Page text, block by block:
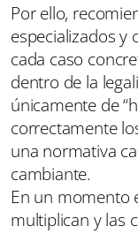
Por ello,
especializados y
cada caso
dentro de la
únicamente de
correctamente
una normativa
cambiante.
En un momento
multiplican y las